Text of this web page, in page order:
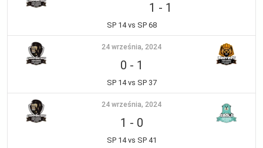
1 - 1
SP 14 vs SP 68
24 września, 2024
0 - 1
SP 14 vs SP 37
24 września, 2024
1 - 0
SP 14 vs SP 41